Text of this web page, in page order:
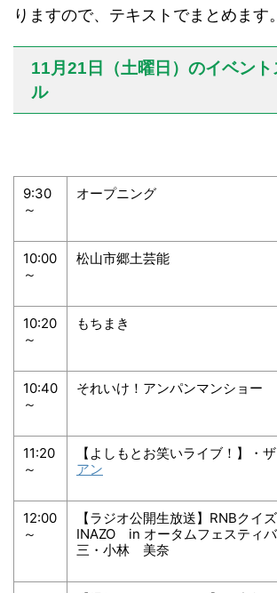
りますので、テキストでまとめます。
11月21日（土曜日）のイベント
ル
9:30
～
オープニング
10:00
～
松山市郷土芸能
10:20
～
もちまき
10:40
～
それいけ！アンパンマンショー
11:20
～
【よしもとお笑いライブ！】・
アン
12:00
～
【ラジオ公開生放送】RNBクイ
INAZO in オータムフェスティ
三・小林 美奈